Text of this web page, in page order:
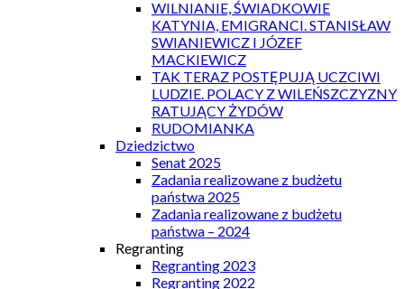
WILNIANIE, ŚWIADKOWIE
KATYNIA, EMIGRANCI. STANISŁAW
SWIANIEWICZ I JÓZEF
MACKIEWICZ
TAK TERAZ POSTĘPUJĄ UCZCIWI
LUDZIE. POLACY Z WILEŃSZCZYZNY
RATUJĄCY ŻYDÓW
RUDOMIANKA
Dziedzictwo
Senat 2025
Zadania realizowane z budżetu
państwa 2025
Zadania realizowane z budżetu
państwa – 2024
Regranting
Regranting 2023
Regranting 2022